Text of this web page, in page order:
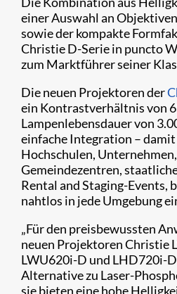
einer Auswahl an
sowie der kompakte
Christie D-Serie in puncto
zum Marktführer seiner
Die neuen Projektoren der
ein Kontrastverhältnis von
Lampenlebensdauer von
einfache Integration –
Hochschulen,
Gemeindezentren,
Rental and Staging-Events,
nahtlos in jede Umgebung
„Für den preisbewussten
neuen Projektoren Christie
LWU620i-D und LHD720i-
Alternative zu Laser-
sie bieten eine hohe